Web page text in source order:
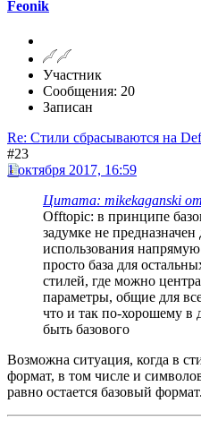
Feonik
Участник
Сообщения: 20
Записан
Re: Стили сбрасываются на
#23
1 октября 2017, 16:59
Цитата: mikekaganski
Offtopic: в принципе
задумке не
использования
просто база для
стилей, где можно
параметры, общие для
что и так по-хорошему в
быть базового
Возможна ситуация, когда в
формат, в том числе и
равно остается базовый